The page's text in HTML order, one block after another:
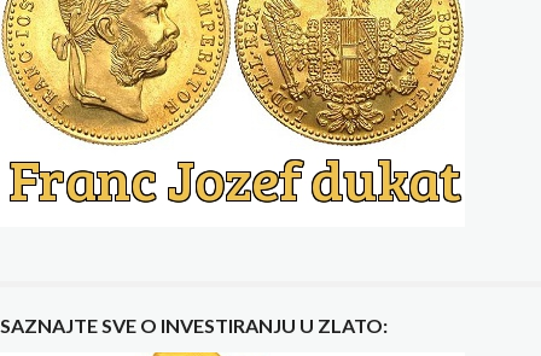
SAZNAJTE SVE O INVESTIRANJU U ZLATO: